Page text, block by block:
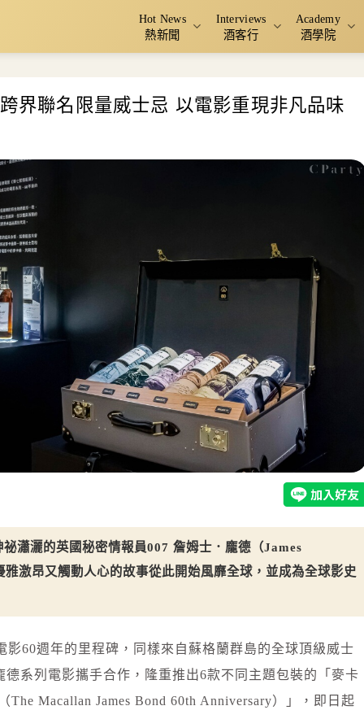
Hot News
熱新聞
Interviews
酒客行
Academy
酒學院
界聯名限量威士忌 以電影重現非凡品味
瀟灑的英國秘密情報員007 詹姆士．龐德（James
激昂又觸動人心的故事從此開始風靡全球，並成為全球影史
影60週年的里程碑，同樣來自蘇格蘭群島的全球頂級威士
系列電影攜手合作，隆重推出6款不同主題包裝的「麥卡
Macallan James Bond 60th Anniversary）」，即日起